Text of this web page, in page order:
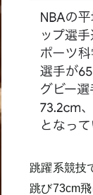
跳躍系競技
跳び73cm